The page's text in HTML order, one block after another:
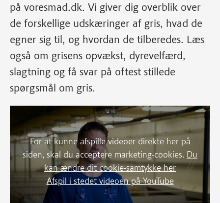
på voresmad.dk. Vi giver dig overblik over
de forskellige udskæringer af gris, hvad de
egner sig til, og hvordan de tilberedes. Læs
også om grisens opvækst, dyrevelfærd,
slagtning og få svar på oftest stillede
spørgsmål om gris.
For at kunne afspille videoer direkte her på
siden, skal du acceptere marketing-cookies. Du
kan ændre dit cookie-samtykke her
Afspil i stedet videoen på YouTube